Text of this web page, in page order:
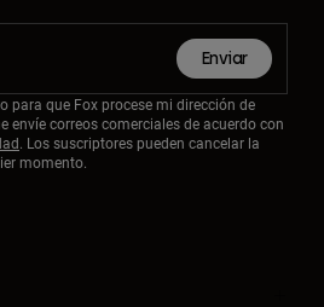
Enviar
para que Fox procese mi dirección de
envíe correos comerciales de acuerdo con
. Los suscriptores pueden cancelar la
momento.